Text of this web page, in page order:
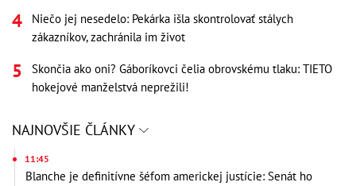
Niečo jej nesedelo: Pekárka išla skontrolovať stálych
zákazníkov, zachránila im život
Skončia ako oni? Gáboríkovci čelia obrovskému tlaku: TIETO
hokejové manželstvá neprežili!
NAJNOVŠIE ČLÁNKY
11:45
Blanche je definitívne šéfom americkej justície: Senát ho